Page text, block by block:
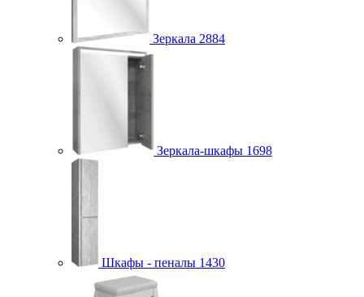
Зеркала 2884
Зеркала-шкафы 1698
Шкафы - пеналы 1430